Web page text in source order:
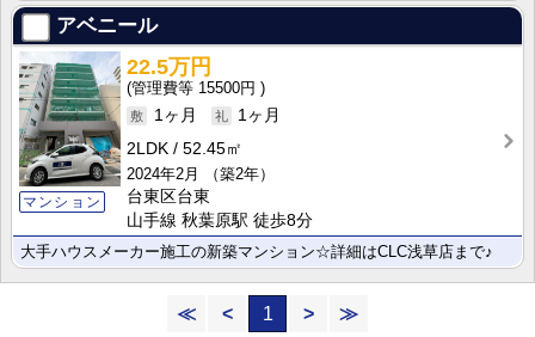
アベニール
マンション
22.5万円
15500円
1ヶ月
1ヶ月
2LDK
52.45㎡
2024年2月
（築2年）
台東区台東
山手線 秋葉原駅 徒歩8分
大手ハウスメーカー施工の新築マンション☆詳細はCLC浅草店まで♪
≪ < 1 > ≫